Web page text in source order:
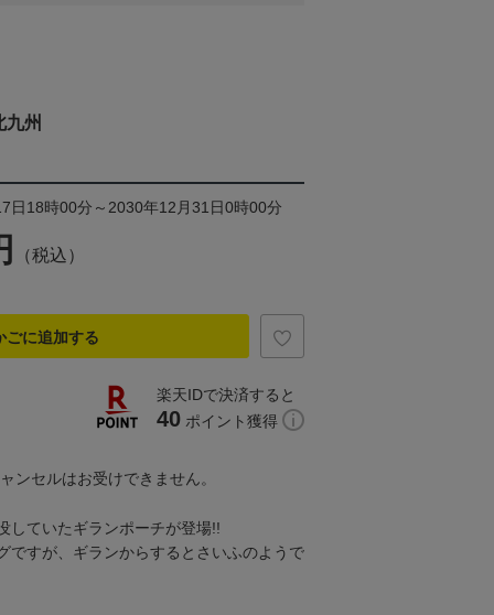
九州
日18時00分～2030年12月31日0時00分
（税込）
ごに追加する
楽天IDで決済すると
40 ポイント獲得
ンセルはお受けできません。
していたギランポーチが登場!!
ですが、ギランからするとさいふのようで